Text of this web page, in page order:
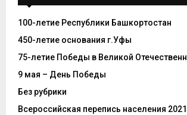
100-летие Республики Башкортостан
450-летие основания г.Уфы
75-летие Победы в Великой
9 мая – День Победы
Без рубрики
Всероссийская перепись населения 2021